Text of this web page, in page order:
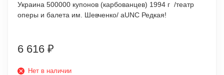
Украина 500000 купонов (карбованцев) 1994 г /театр
оперы и балета им. Шевченко/ аUNC Редкая!
6 616 ₽
Нет в наличии